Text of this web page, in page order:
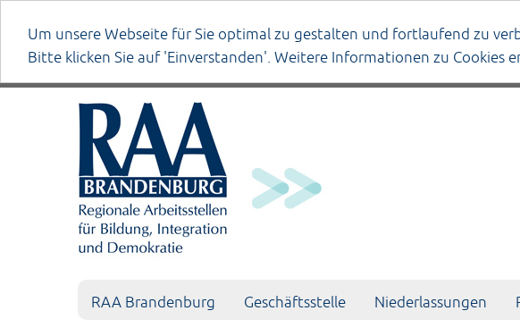
Um unsere Webseite für Sie optimal zu gestalten und fortlaufend zu
Bitte klicken Sie auf 'Einverstanden'. Weitere Informationen zu Cookies
RAA Brandenburg Geschäftsstelle Niederlassungen